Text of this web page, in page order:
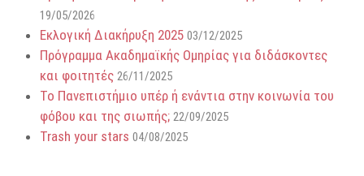
19/05/2026
Εκλογική Διακήρυξη 2025 03/12/2025
Πρόγραμμα Ακαδημαϊκής Ομηρίας για διδάσκοντες
και φοιτητές 26/11/2025
Το Πανεπιστήμιο υπέρ ή ενάντια στην κοινωνία του
φόβου και της σιωπής; 22/09/2025
Trash your stars 04/08/2025